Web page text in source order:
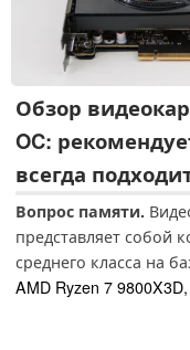
Обзор
OC:
всегда
Вопрос памяти.
представляет собой
среднего класса на
предназначенное
Full-HD.
AMD Ryzen 7